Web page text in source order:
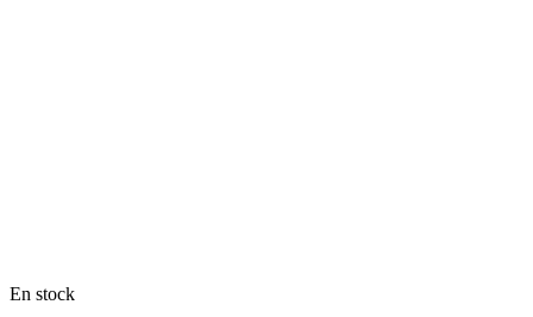
En stock